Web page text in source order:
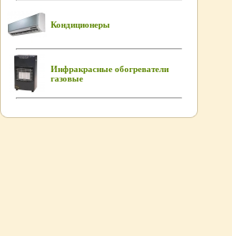
Кондиционеры
Инфракрасные обогреватели
газовые